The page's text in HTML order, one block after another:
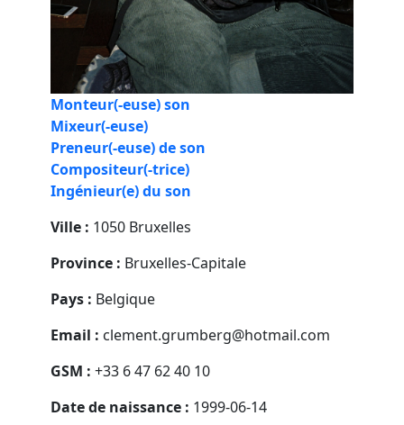
Monteur(-euse) son
Mixeur(-euse)
Preneur(-euse) de son
Compositeur(-trice)
Ingénieur(e) du son
Ville : 1050 Bruxelles
Province : Bruxelles-Capitale
Pays : Belgique
Email : clement.grumberg@hotmail.com
GSM : +33 6 47 62 40 10
Date de naissance : 1999-06-14